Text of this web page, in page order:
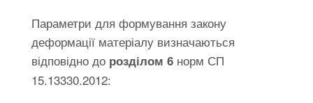
Параметри для формування закону
деформації матеріалу визначаються
відповідно до розділом 6 норм СП
15.13330.2012: